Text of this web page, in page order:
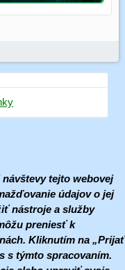
tejto webovej
údajov o jej
nástroje a služby
preniesť k
Kliknutím na „Prijať
s týmto spracovaním.